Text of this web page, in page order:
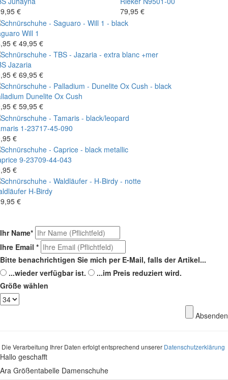
€
79,95 €
Will 1
€ 49,95 €
Jazaria
€ 69,95 €
Dunelite Ox Cush
€ 59,95 €
1-23717-45-090
€
9-23709-44-043
€
H-Birdy
€
Ihr Name*
Ihre Email *
Bitte benachrichtigen Sie mich per E-Mail, falls der Artikel...
...wieder verfügbar ist.
...im Preis reduziert wird.
Größe wählen
Absenden
Die Verarbeitung Ihrer Daten erfolgt entsprechend unserer Datenschutzerklärung
Hallo geschafft
Ara Größentabelle Damenschuhe